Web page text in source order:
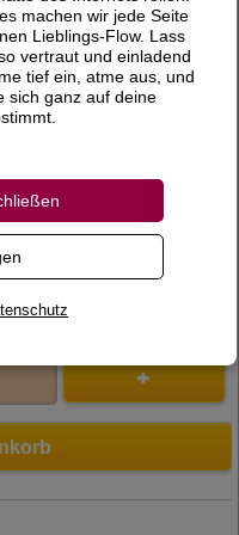
€
19 % MwSt.
schreiben
machen wir jede Seite
Lieblings-Flow. Lass
vertraut und einladend
tief ein, atme aus, und
sich ganz auf deine